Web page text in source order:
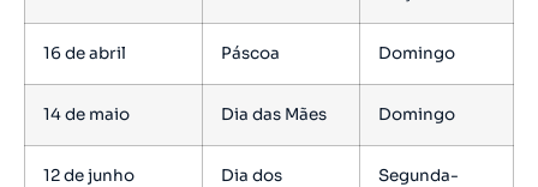
16 de abril Páscoa Domingo
14 de maio Dia das Mães Domingo
12 de junho
Dia dos
Segunda-